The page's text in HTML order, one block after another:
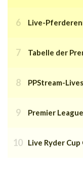
Live-
Tabelle der
PPStream-
Premier
Live Ryder